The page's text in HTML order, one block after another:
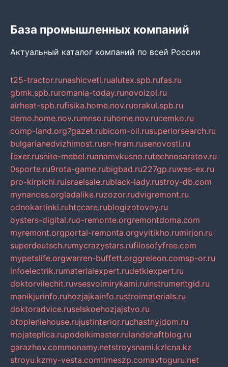
База промышленных компаний
Актуальный каталог компаний по всей России
t25-tractor.runashicveti.rualutex.spb.rufas.ru
gbmk.spb.ruromania-today.runovoizol.ru
airheat-spb.rufisika.home.nov.ruorakul.spb.ru
demo.home.nov.rumnso.ruhome.nov.rucemko.ru
comp-land.org7gazet.rubicom-oil.rusuperiorsearch.ru
bulgarianedvizhimost.rusn-hram.rusenovosti.ru
fexer.rusnite-mebel.ruanamvkusno.rutechnosaratov.ru
0sporte.ru9rota-game.rubigbad.ru227gp.ruwes-ex.ru
pro-kirpichi.ruisraelsale.rublack-lady.rustroy-db.com
mynances.orgladalike.ruzozor.rudvigremont.ru
odnokartinki.ruhtccare.rublogizotovoy.ru
oysters-digital.ruo-remonte.orgremontdoma.com
myremont.orgportal-remonta.orgvyitikho.rumirjon.ru
superdeutsch.rumycrazystars.rufilosofyfree.com
mypetslife.orgwarren-buffett.orggreleon.comsp-or.ru
infoelectrik.rumaterialexpert.rudetkiexpert.ru
doktorvilechit.ruvsesvoimirykami.ruinstrumentgid.ru
manikjurinfo.ruhozjajkainfo.rustroimaterials.ru
doktoradvice.ruselskoehozjajstvo.ru
otopleniehouse.rujustinterior.ruchastnyjdom.ru
mojateplica.rupodelkimaster.rulandshaftblog.ru
garazhov.commonamy.netstroysnami.kzlcna.kz
stroyu.kzmy-vesta.comtimeszp.comavtoguru.net